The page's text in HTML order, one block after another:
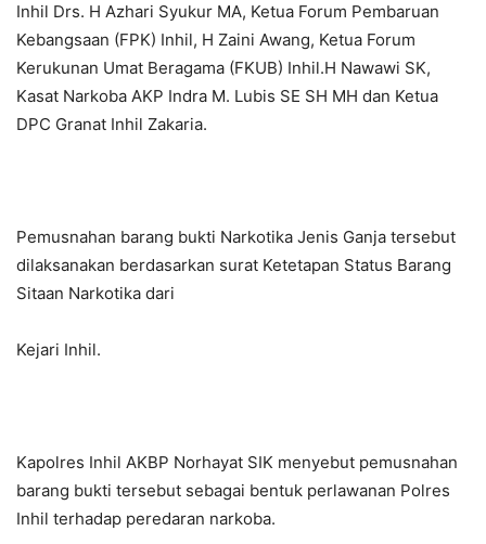
Inhil Drs. H Azhari Syukur MA, Ketua Forum Pembaruan
Kebangsaan (FPK) Inhil, H Zaini Awang, Ketua Forum
Kerukunan Umat Beragama (FKUB) Inhil.H Nawawi SK,
Kasat Narkoba AKP Indra M. Lubis SE SH MH dan Ketua
DPC Granat Inhil Zakaria.
Pemusnahan barang bukti Narkotika Jenis Ganja tersebut
dilaksanakan berdasarkan surat Ketetapan Status Barang
Sitaan Narkotika dari
Kejari Inhil.
Kapolres Inhil AKBP Norhayat SIK menyebut pemusnahan
barang bukti tersebut sebagai bentuk perlawanan Polres
Inhil terhadap peredaran narkoba.